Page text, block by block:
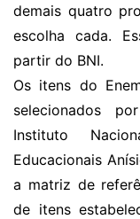
demais quatro
escolha cada.
partir do BNI.
Os itens do
selecionados
Instituto
Educacionais
a matriz de
de itens